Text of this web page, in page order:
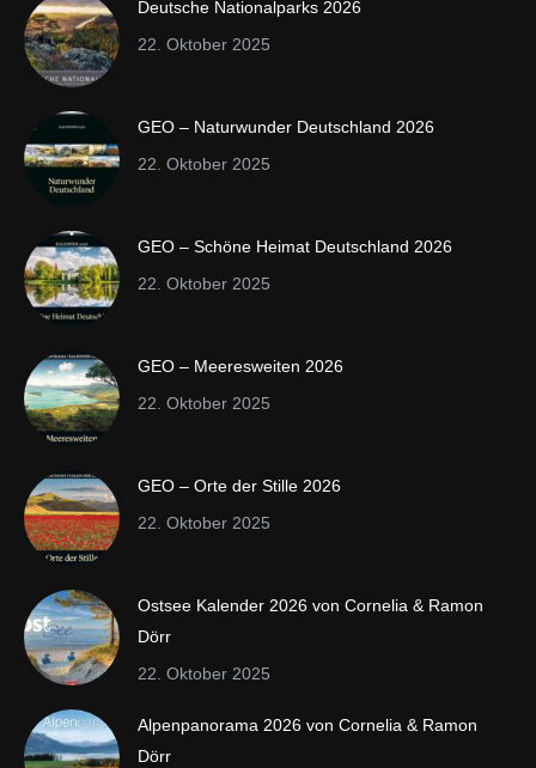
Deutsche Nationalparks 2026
22. Oktober 2025
GEO – Naturwunder Deutschland 2026
22. Oktober 2025
GEO – Schöne Heimat Deutschland 2026
22. Oktober 2025
GEO – Meeresweiten 2026
22. Oktober 2025
GEO – Orte der Stille 2026
22. Oktober 2025
Ostsee Kalender 2026 von Cornelia & Ramon
Dörr
22. Oktober 2025
Alpenpanorama 2026 von Cornelia & Ramon
Dörr